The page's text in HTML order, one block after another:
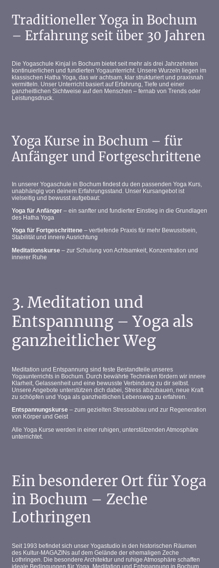
Traditioneller Yoga in Bochum
– Erfahrung seit über 30 Jahren
Die Yogaschule Kinjal in Bochum bietet seit mehr als drei Jahrzehnten
kontinuierlichen und fundierten Yogaunterricht. Unsere Wurzeln liegen im
klassischen Hatha Yoga, das wir achtsam, klar strukturiert und praxisnah
vermitteln. Unser Unterricht basiert auf Erfahrung, Tiefe und einer
ganzheitlichen Sichtweise auf den Menschen – fernab von Trends oder
Leistungsdruck.
Yoga Kurse in Bochum – für
Anfänger und Fortgeschrittene
In unserer Yogaschule in Bochum findest du den passenden Yoga Kurs,
unabhängig von deinem Erfahrungsstand. Unser Kursangebot ist
vielseitig und bewusst aufgebaut:
Yoga für Anfänger – ein sanfter und fundierter Einstieg in die Grundlagen
des Hatha Yoga
Yoga für Fortgeschrittene – vertiefende Praxis für mehr Bewusstsein,
Stabilität und innere Ausrichtung
Meditationskurse – zur Schulung von Achtsamkeit, Konzentration und
innerer Ruhe
3. Meditation und
Entspannung – Yoga als
ganzheitlicher Weg
Meditation und Entspannung sind feste Bestandteile unseres
Yogaunterrichts in Bochum. Durch bewährte Techniken fördern wir innere
Klarheit, Gelassenheit und eine bewusste Verbindung zu dir selbst.
Unsere Angebote unterstützen dich dabei, Stress abzubauen, neue Kraft
zu schöpfen und Yoga als ganzheitlichen Lebensweg zu erfahren.
Entspannungskurse – zum gezielten Stressabbau und zur Regeneration
von Körper und Geist
Alle Yoga Kurse werden in einer ruhigen, unterstützenden Atmosphäre
unterrichtet.
Ein besonderer Ort für Yoga
in Bochum – Zeche
Lothringen
Seit 1993 befindet sich unser Yogastudio in den historischen Räumen
des Kultur-MAGAZINs auf dem Gelände der ehemaligen Zeche
Lothringen. Die besondere Architektur und ruhige Atmosphäre schaffen
ideale Bedingungen für Yoga, Meditation und Entspannung in Bochum.